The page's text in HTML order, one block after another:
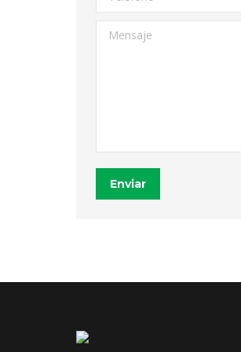
Mensaje
Enviar